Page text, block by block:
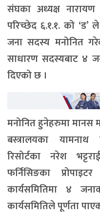
संघका अध्यक्ष
परिच्छेद ६.१.१. को ‘ड’
जना सदस्य मनोनित
साधारण सदस्यबाट ४
दिएको छ ।
मनोनित हुनेहरुमा मानस
बस्त्रालयका
रिसोर्टका नरेश
फर्निसिङका
कार्यसमितिमा ४
कार्यसमितिले पूर्णता